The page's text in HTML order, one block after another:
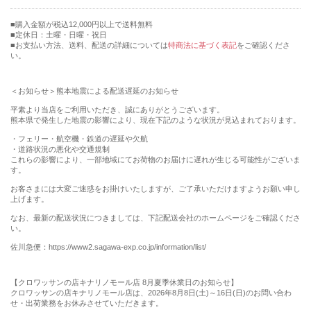
購入金額が税込12,000円以上で送料無料
定休日：土曜・日曜・祝日
■お支払い方法、送料、配送の詳細については特商法に基づく表記をご確認くださ
い。
＜お知らせ＞熊本地震による配送遅延のお知らせ
平素より当店をご利用いただき、誠にありがとうございます。
熊本県で発生した地震の影響により、現在下記のような状況が見込まれております。
・フェリー・航空機・鉄道の遅延や欠航
・道路状況の悪化や交通規制
これらの影響により、一部地域にてお荷物のお届けに遅れが生じる可能性がございま
す。
お客さまには大変ご迷惑をお掛けいたしますが、ご了承いただけますようお願い申し
上げます。
なお、最新の配送状況につきましては、下記配送会社のホームページをご確認くださ
い。
佐川急便：https://www2.sagawa-exp.co.jp/information/list/
【クロワッサンの店キナリノモール店 8月夏季休業日のお知らせ】
クロワッサンの店キナリノモール店は、2026年8月8日(土)～16日(日)のお問い合わ
せ・出荷業務をお休みさせていただきます。